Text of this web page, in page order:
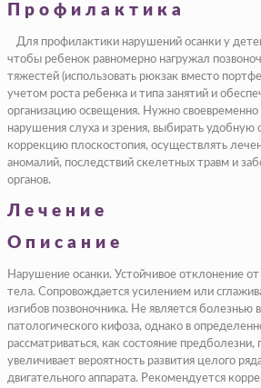
Профилактика
Для профилактики нарушений осанки у
чтобы ребенок равномерно нагружал
тяжестей (использовать рюкзак вместо
учетом роста ребенка и типа занятий и
организацию освещения. Нужно своевременно
нарушения слуха и зрения, выбирать удобную
коррекцию плоскостопия, осуществлять
аномалий, последствий скелетных травм и
органов.
Лечение
Описание
Нарушение осанки. Устойчивое отклонение
тела. Сопровождается усилением или
изгибов позвоночника. Не является болезнью
патологического кифоза, однако в
рассматриваться, как состояние
увеличивает вероятность развития целого
двигательного аппарата. Рекомендуется